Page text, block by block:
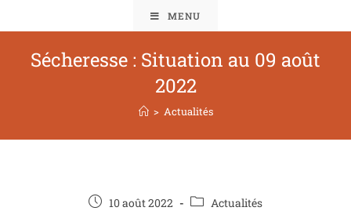
MENU
Sécheresse : Situation au 09 août
2022
> Actualités
10 août 2022 Actualités